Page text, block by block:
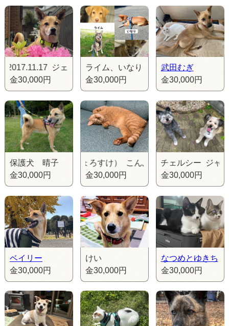
ジェイ BD2017.11.17 ジェイ BD2017.11.17
金30,000円
ライム、いなり
金30,000円
武田むぎ
金30,000円
保護犬 晴子
金30,000円
こんぶ（ちょろすけ） こんぶ（ちょろすけ） こんぶ（
金30,000円
ジャスミン＆チェルシー ジャスミン
金30,000円
ベイリー
金30,000円
けい
金30,000円
なつめとゆきち
金30,000円